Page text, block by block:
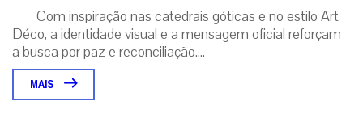
Com inspiração nas catedrais góticas e no estilo Art
Déco, a identidade visual e a mensagem oficial reforçam
a busca por paz e reconciliação....
MAIS